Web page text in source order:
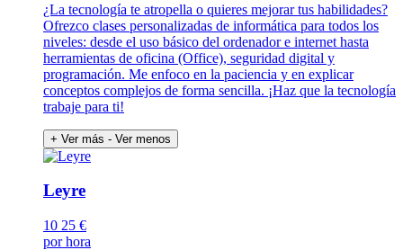
¿La tecnología te atropella o quieres mejorar tus habilidades?
Ofrezco clases personalizadas de informática para todos los
niveles: desde el uso básico del ordenador e internet hasta
herramientas de oficina (Office), seguridad digital y
programación. Me enfoco en la paciencia y en explicar
conceptos complejos de forma sencilla. ¡Haz que la tecnología
trabaje para ti!
+ Ver más - Ver menos
Leyre
10 25 €
por hora